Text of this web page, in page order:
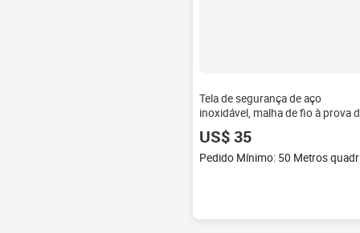
Tela de segurança de aço
inoxidável, malha de fio à prova
US$ 35